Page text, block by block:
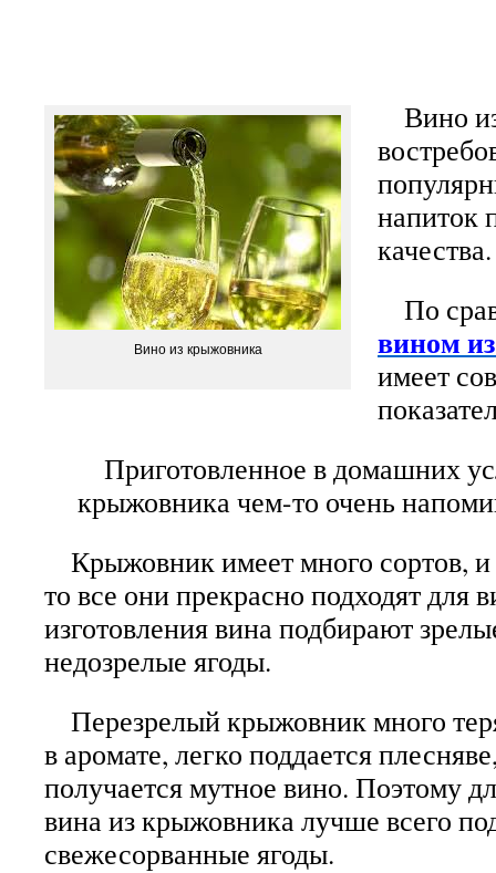
Вино из крыжовника
Вино
напиток
качества.
По
вином
имеет
Приготовленное в домашних
крыжовника чем-то очень
Крыжовник имеет много сортов, и
то все они прекрасно подходят для
изготовления вина подбирают
недозрелые ягоды.
Перезрелый крыжовник много
в аромате, легко поддается
получается мутное вино. Поэтому
вина из крыжовника лучше всего
свежесорванные ягоды.